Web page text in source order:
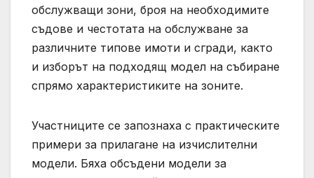
обслужващи зони, броя на необходимите
съдове и честотата на обслужване за
различните типове имоти и сгради, както
и изборът на подходящ модел на събиране
спрямо характеристиките на зоните.
Участниците се запознаха с практическите
примери за прилагане на изчислителни
модели. Бяха обсъдени модели за